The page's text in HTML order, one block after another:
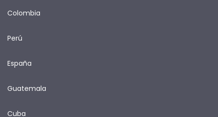
Colombia
Perú
España
Guatemala
Cuba